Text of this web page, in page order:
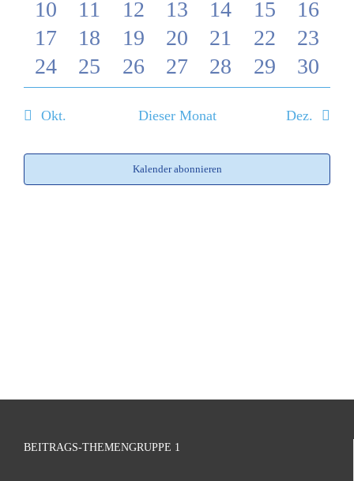
Veranstaltungen
Veranstaltungen
Veranstaltung
Veranstaltungen
0
Veranstaltungen
10
1
Veranstaltung
11
0
Veranstaltungen
12
0
Veranstaltungen
13
0
Veranstaltungen
14
0
15
0
16
0
Veranstaltungen
17
0
Veranstaltungen
18
1
Veranstaltung
19
0
Veranstaltungen
20
0
Veranstaltungen
21
2
22
0
23
0
Veranstaltungen
24
0
Veranstaltungen
25
0
Veranstaltungen
26
1
Veranstaltung
27
0
Veranstaltungen
28
0
29
0
30
Okt. Dieser Monat Dez.
Kalender abonnieren
BEITRAGS-THEMENGRUPPE 1